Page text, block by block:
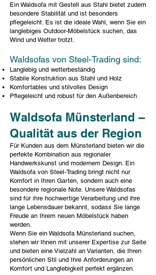
Ein Waldsofa mit Gestell aus Stahl bietet zudem
besondere Stabilität und ist besonders
pflegeleicht. Es ist die ideale Wahl, wenn Sie ein
langlebiges Outdoor-Möbelstück suchen, das
Wind und Wetter trotzt.
Waldsofas von Steel-Trading sind:
Langlebig und wetterbeständig
Stabile Konstruktion aus Stahl und Holz
Komfortables und stilvolles Design
Pflegeleicht und robust für den Außenbereich
Waldsofa Münsterland –
Qualität aus der Region
Für Kunden aus dem Münsterland bieten wir die
perfekte Kombination aus regionaler
Handwerkskunst und modernem Design. Ein
Waldsofa von Steel-Trading bringt nicht nur
Komfort in Ihren Garten, sondern auch eine
besondere regionale Note. Unsere Waldsofas
sind für ihre hochwertige Verarbeitung und ihre
lange Lebensdauer bekannt, sodass Sie lange
Freude an Ihrem neuen Möbelstück haben
werden.
Wenn Sie ein Waldsofa Münsterland suchen,
stehen wir Ihnen mit unserer Expertise zur Seite
und bieten eine Vielzahl an Varianten, die Ihren
persönlichen Stil und Ihre Anforderungen an
Komfort und Langlebigkeit perfekt ergänzen.